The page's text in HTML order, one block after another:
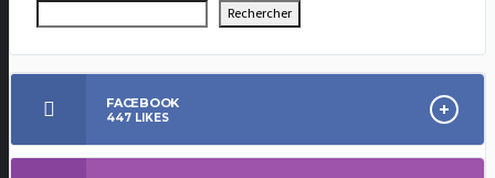
Rechercher
FACEBOOK
447 LIKES